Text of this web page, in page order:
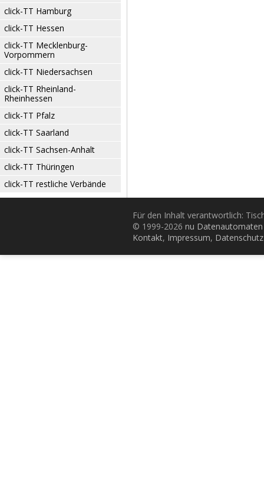
click-TT Hamburg
click-TT Hessen
click-TT Mecklenburg-
Vorpommern
click-TT Niedersachsen
click-TT Rheinland-
Rheinhessen
click-TT Pfalz
click-TT Saarland
click-TT Sachsen-Anhalt
click-TT Thüringen
click-TT restliche Verbände
Für den Inhalt verantwortlich:
© 1999-2026 nu
Kontakt, Impressum, Datenschutz